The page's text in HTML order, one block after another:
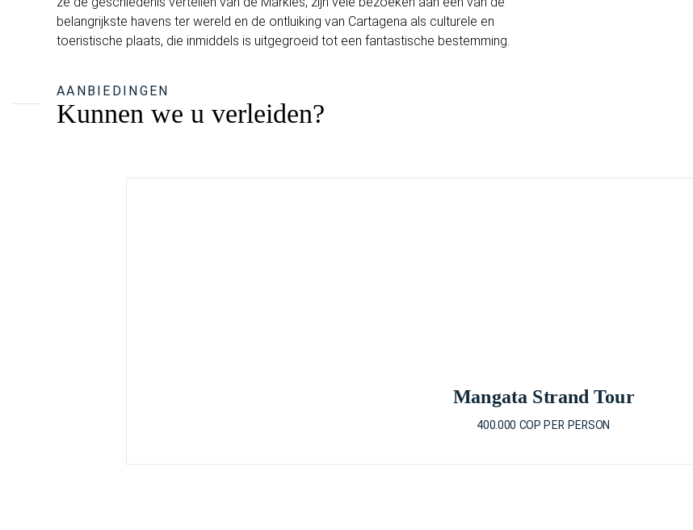
belangrijkste havens ter wereld en de ontluiking van Cartagena als culturele en
toeristische plaats, die inmiddels is uitgegroeid tot een fantastische bestemming.
AANBIEDINGEN
Kunnen we u verleiden?
Mangata Strand Tour
400.000 COP PER PERSON